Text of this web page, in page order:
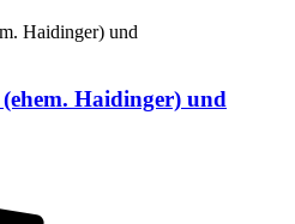
Haidinger) und